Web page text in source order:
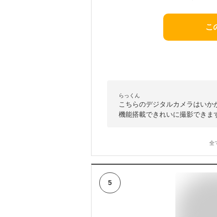
こ
らっくん
こちらのデジタルカメラはい
機能搭載できれいに撮影でき
全
5